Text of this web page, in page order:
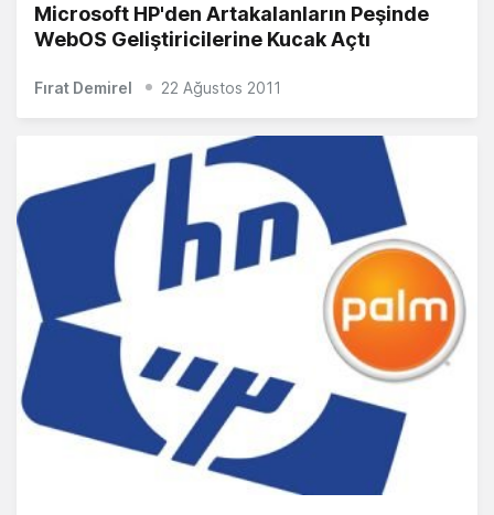
Microsoft HP'den Artakalanların Peşinde
WebOS Geliştiricilerine Kucak Açtı
Fırat Demirel 22 Ağustos 2011